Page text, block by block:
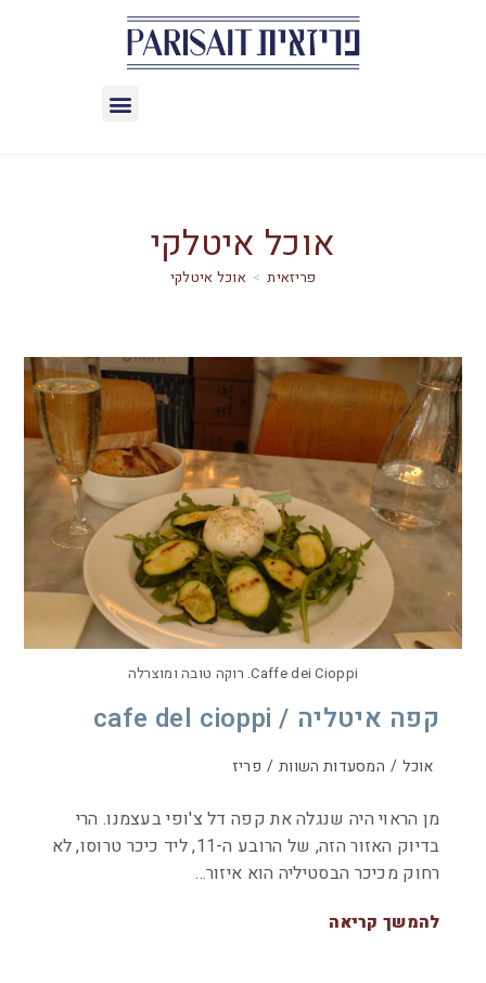
אוכל איטלקי
> אוכל איטלקי
Caffe dei Cioppi. רוקה טובה ומוצרלה
קפה איטליה / cafe del cioppi
אוכל / המסעדות השוות / פריז
מן הראוי היה שנגלה את קפה דל צ'ופי בעצמנו. הרי
בדיוק האזור הזה, של הרובע ה-11, ליד כיכר טרוסו, לא
רחוק מכיכר הבסטיליה הוא איזור…
להמשך קריאה